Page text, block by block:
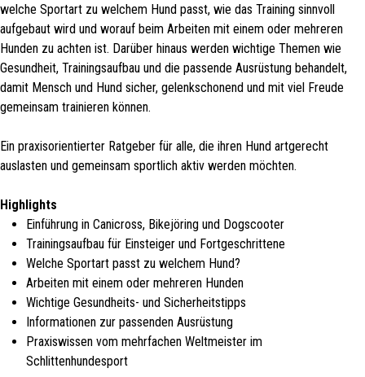
welche Sportart zu welchem Hund passt, wie das Training sinnvoll
aufgebaut wird und worauf beim Arbeiten mit einem oder mehreren
Hunden zu achten ist. Darüber hinaus werden wichtige Themen wie
Gesundheit, Trainingsaufbau und die passende Ausrüstung behandelt,
damit Mensch und Hund sicher, gelenkschonend und mit viel Freude
gemeinsam trainieren können.
Ein praxisorientierter Ratgeber für alle, die ihren Hund artgerecht
auslasten und gemeinsam sportlich aktiv werden möchten.
Highlights
Einführung in Canicross, Bikejöring und Dogscooter
Trainingsaufbau für Einsteiger und Fortgeschrittene
Welche Sportart passt zu welchem Hund?
Arbeiten mit einem oder mehreren Hunden
Wichtige Gesundheits- und Sicherheitstipps
Informationen zur passenden Ausrüstung
Praxiswissen vom mehrfachen Weltmeister im
Schlittenhundesport